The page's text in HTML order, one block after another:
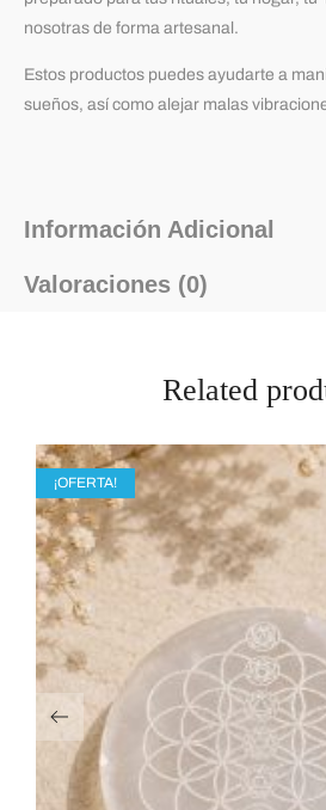
nosotras de forma artesanal.
Estos productos puedes ayudarte a
sueños, así como alejar malas
Información Adicional
Valoraciones (0)
Related
¡OFERTA!